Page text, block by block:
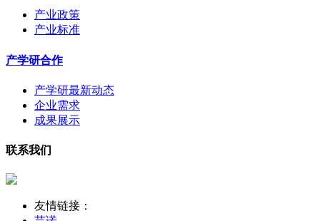
产业政策
产业标准
产学研合作
产学研最新动态
企业需求
成果展示
联系我们
友情链接：